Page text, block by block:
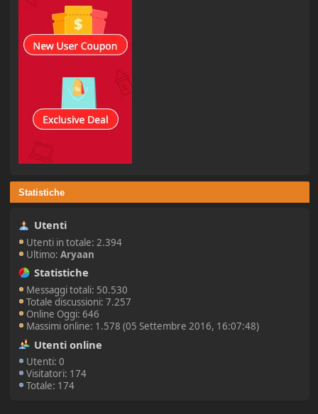
Statistiche
Utenti
Utenti in totale: 2.394
Ultimo:Aryaan
Statistiche
Messaggi totali: 50.530
Totale discussioni: 7.257
Online Oggi: 646
Massimi online: 1.578 (05 Settembre 2016, 16:07:48)
Utenti online
Utenti: 0
Visitatori: 174
Totale: 174